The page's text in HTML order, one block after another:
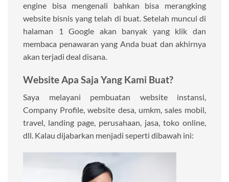
engine bisa mengenali bahkan bisa merangking
website bisnis yang telah di buat. Setelah muncul di
halaman 1 Google akan banyak yang klik dan
membaca penawaran yang Anda buat dan akhirnya
akan terjadi deal disana.
Website Apa Saja Yang Kami Buat?
Saya melayani pembuatan website instansi,
Company Profile, website desa, umkm, sales mobil,
travel, landing page, perusahaan, jasa, toko online,
dll. Kalau dijabarkan menjadi seperti dibawah ini: